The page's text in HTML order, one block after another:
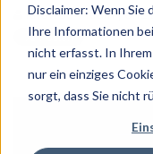
Disclaimer: Wenn Sie
Ihre Informationen
nicht erfasst. In
nur ein einziges
sorgt, dass Sie nicht
KnowBe4 Team|